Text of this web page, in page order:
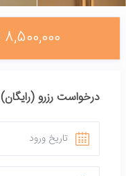
8,500,000 تومان
درخواست رزرو (رایگان)